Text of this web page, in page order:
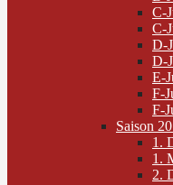
C-
C-
D-
D-
E-
F-
F-
Saison
1.
1.
2.